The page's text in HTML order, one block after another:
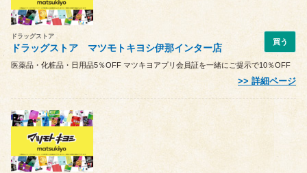
ドラッグストア
ドラッグストア マツモトキヨシ伊那インター店
買う
医薬品・化粧品・日用品5％OFF マツキヨアプリ会員証を一緒にご提示で10％OFF
詳細ページ